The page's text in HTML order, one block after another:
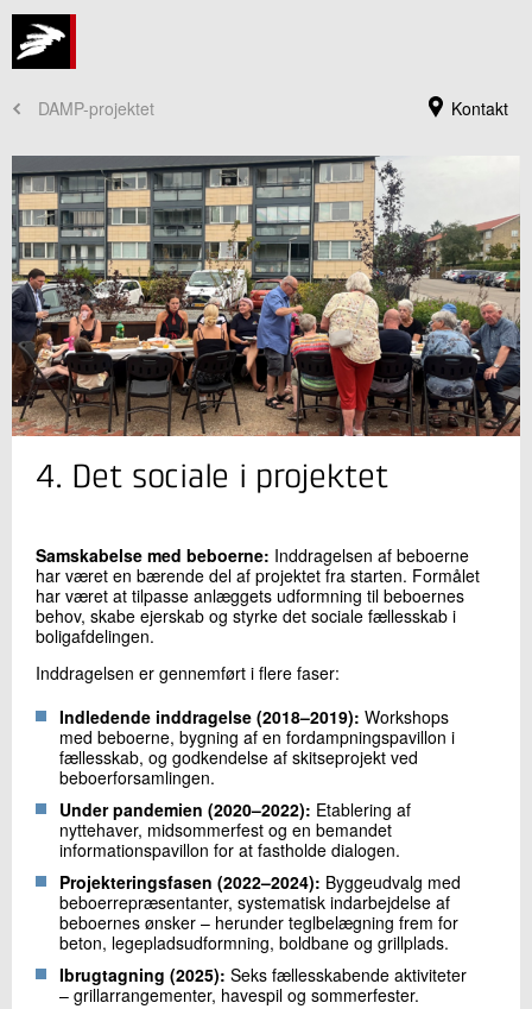
Kontakt
DAMP-projektet
Jeg er din kontaktperson
Kristoffer Ulbak
Centerchef
+45 72 20 30 27
Send e-mail
Send
4. Det sociale i projektet
Samskabelse med beboerne: Inddragelsen af beboerne
har været en bærende del af projektet fra starten. Formålet
har været at tilpasse anlæggets udformning til beboernes
behov, skabe ejerskab og styrke det sociale fællesskab i
boligafdelingen.
Inddragelsen er gennemført i flere faser:
Indledende inddragelse (2018–2019): Workshops
med beboerne, bygning af en fordampningspavillon i
fællesskab, og godkendelse af skitseprojekt ved
beboerforsamlingen.
Under pandemien (2020–2022): Etablering af
nyttehaver, midsommerfest og en bemandet
informationspavillon for at fastholde dialogen.
Projekteringsfasen (2022–2024): Byggeudvalg med
beboerrepræsentanter, systematisk indarbejdelse af
beboernes ønsker – herunder teglbelægning frem for
beton, legepladsudformning, boldbane og grillplads.
Ibrugtagning (2025): Seks fællesskabende aktiviteter
– grillarrangementer, havespil og sommerfester.